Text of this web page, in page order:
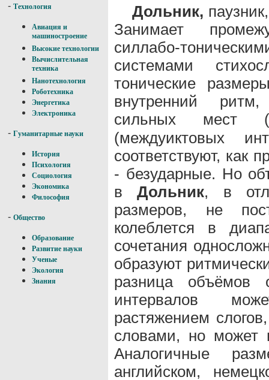
- Технология
Авиация и
машиностроение
Высокие технологии
Вычислительная
техника
Нанотехнология
Роботехника
Энергетика
Электроника
- Гуманитарные науки
История
Психология
Социология
Экономика
Философия
- Общество
Образование
Развитие науки
Ученые
Экология
Знания
Дольник,
Занимает
силлабо-
системами
тонические
внутренний
сильных мест (
(междуиктовых
соответствуют, как
- безударные. Но
вДольник, в
размеров, не
колеблется в
сочетания
образуют
разница объёмов
интервалов
растяжением
словами, но может
Аналогичные
английском,